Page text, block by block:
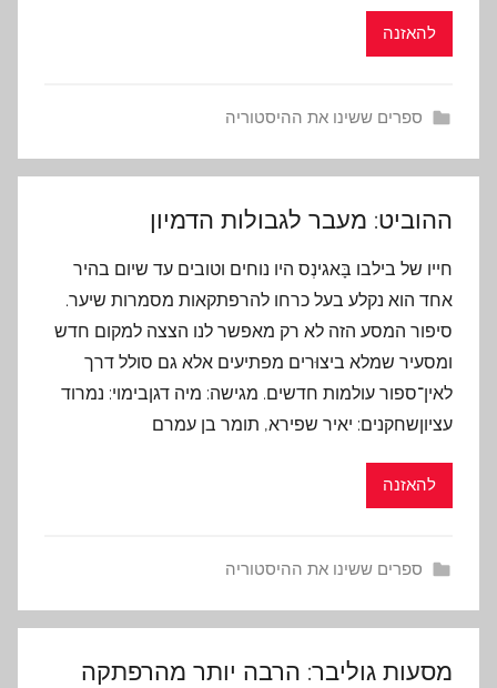
להאזנה
ספרים ששינו את ההיסטוריה
ההוביט: מעבר לגבולות הדמיון
חייו של בילבו בָּאגינְס היו נוחים וטובים עד שיום בהיר
אחד הוא נקלע בעל כרחו להרפתקאות מסמרות שיער.
סיפור המסע הזה לא רק מאפשר לנו הצצה למקום חדש
ומסעיר שמלא ביצוּרים מפתיעים אלא גם סולל דרך
לאין־ספור עולמות חדשים. מגישה: מיה דגןבימוי: נמרוד
עציוןשחקנים: יאיר שפירא, תומר בן עמרם
להאזנה
ספרים ששינו את ההיסטוריה
מסעות גוליבר: הרבה יותר מהרפתקה